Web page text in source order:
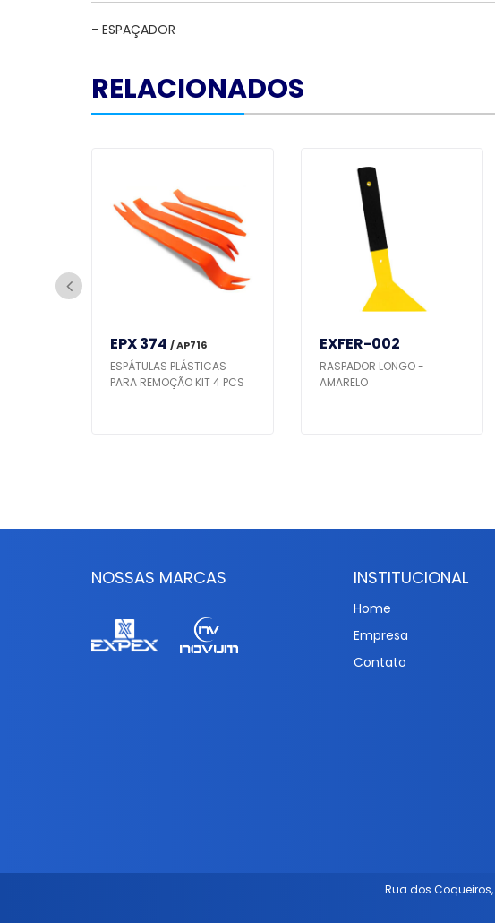
- ESPAÇADOR
RELACIONADOS
EPX 374 / AP716
ESPÁTULAS PLÁSTICAS
PARA REMOÇÃO KIT 4 PCS
EXFER-002
RASPADOR LONGO -
AMARELO
NOSSAS MARCAS INSTITUCIONAL
Home
Empresa
Contato
Rua dos